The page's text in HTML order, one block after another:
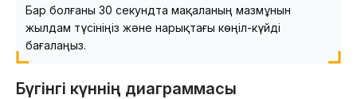
Бар болғаны 30 секундта мақаланың мазмұнын
жылдам түсініңіз және нарықтағы көңіл-күйді
бағалаңыз.
Бүгінгі күннің диаграммасы